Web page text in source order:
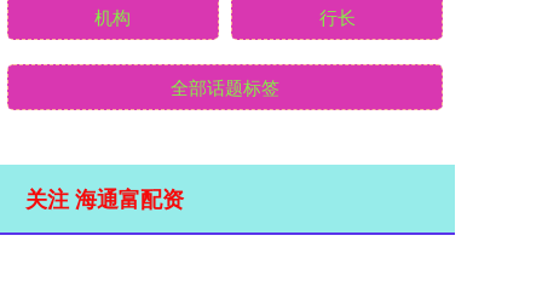
机构 行长
全部话题标签
关注 海通富配资